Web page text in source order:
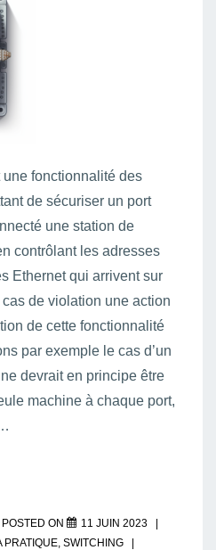
une fonctionnalité des
de sécuriser un port
une station de
contrôlant les adresses
Ethernet qui arrivent sur
de violation une action
de cette fonctionnalité
par exemple le cas d’un
devrait en principe être
machine à chaque port,
POSTED ON
11 JUIN 2023
PRATIQUE, SWITCHING